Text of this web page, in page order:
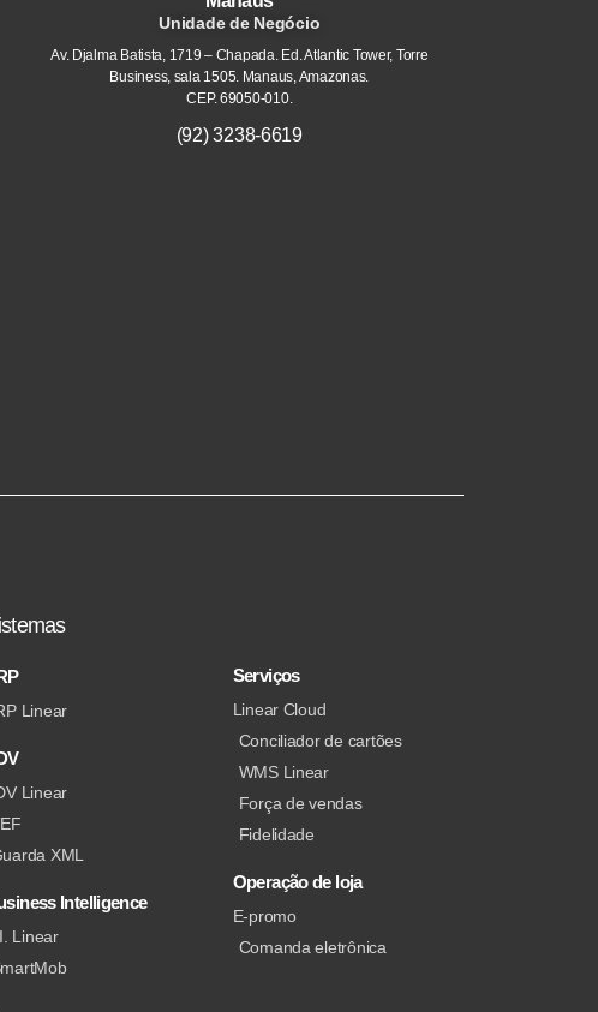
Unidade de Negócio
Av. Djalma Batista, 1719 – Chapada. Ed. Atlantic Tower, Torre
Business, sala 1505. Manaus, Amazonas.
CEP. 69050-010.
(92) 3238-6619
Linear
Linear
XML
Intelligence
Linear
Serviços
Linear Cloud
Conciliador de cartões
WMS Linear
Força de vendas
Fidelidade
Operação de loja
E-promo
Comanda eletrônica